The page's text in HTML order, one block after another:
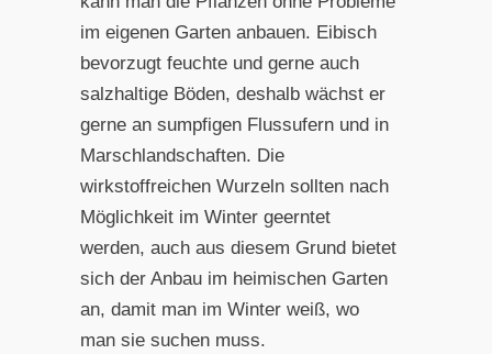
im eigenen Garten anbauen. Eibisch
bevorzugt feuchte und gerne auch
salzhaltige Böden, deshalb wächst er
gerne an sumpfigen Flussufern und in
Marschlandschaften. Die
wirkstoffreichen Wurzeln sollten nach
Möglichkeit im Winter geerntet
werden, auch aus diesem Grund bietet
sich der Anbau im heimischen Garten
an, damit man im Winter weiß, wo
man sie suchen muss.